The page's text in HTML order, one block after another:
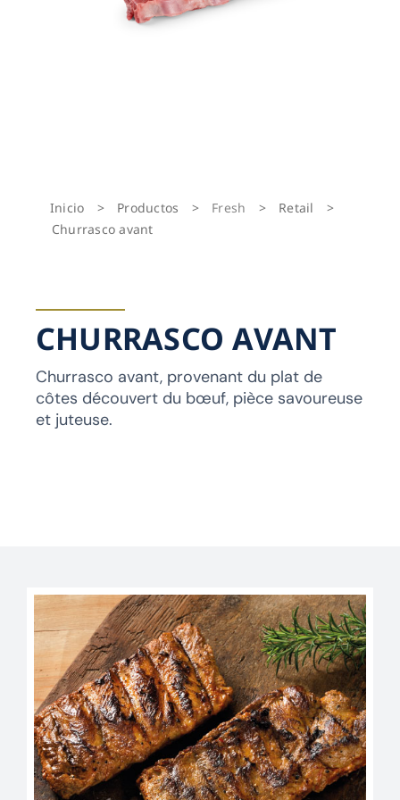
Inicio > Productos > Fresh > Retail
>
Churrasco avant
CHURRASCO AVANT
Churrasco avant, provenant du plat de
côtes découvert du bœuf, pièce savoureuse
et juteuse.